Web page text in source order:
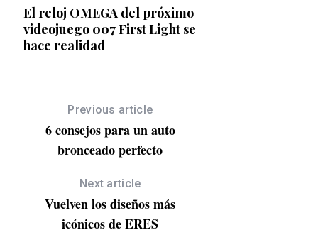
El reloj OMEGA del próximo
videojuego 007 First Light se
hace realidad
Previous article
6 consejos para un auto
bronceado perfecto
Next article
Vuelven los diseños más
icónicos de ERES